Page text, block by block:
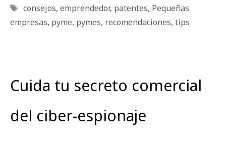
Etiquetas
consejos, emprendedor, patentes, Pequeñas
empresas, pyme, pymes, recomendaciones, tips
Cuida tu secreto comercial
del ciber-espionaje